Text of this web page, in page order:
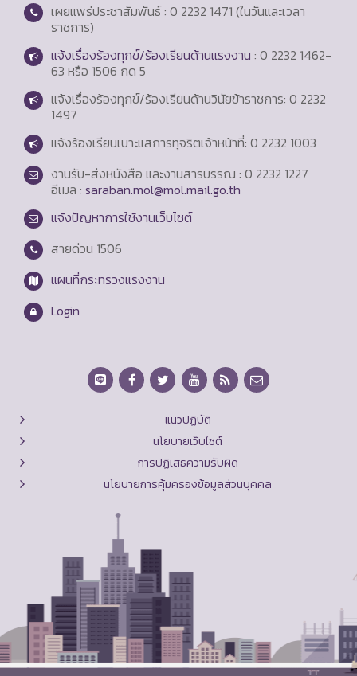
เผยแพร่ประชาสัมพันธ์ : 0 2232 1471 (ในวันและเวลา
ราชการ)
แจ้งเรื่องร้องทุกข์/ร้องเรียนด้านแรงงาน : 0 2232 1462-
63 หรือ 1506 กด 5
แจ้งเรื่องร้องทุกข์/ร้องเรียนด้านวินัยข้าราชการ: 0 2232
1497
แจ้งร้องเรียนเบาะแสการทุจริตเจ้าหน้าที่: 0 2232 1003
งานรับ-ส่งหนังสือ และงานสารบรรณ : 0 2232 1227
อีเมล : saraban.mol@mol.mail.go.th
แจ้งปัญหาการใช้งานเว็บไซต์
สายด่วน 1506
แผนที่กระทรวงแรงงาน
Login
แนวปฏิบัติ
นโยบายเว็บไซต์
การปฏิเสธความรับผิด
นโยบายการคุ้มครองข้อมูลส่วนบุคคล